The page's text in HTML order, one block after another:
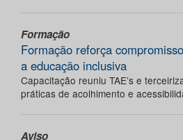
Formação
Formação reforça
a educação inclusiva
Capacitação reuniu TAE’s e
práticas de acolhimento e
Aviso